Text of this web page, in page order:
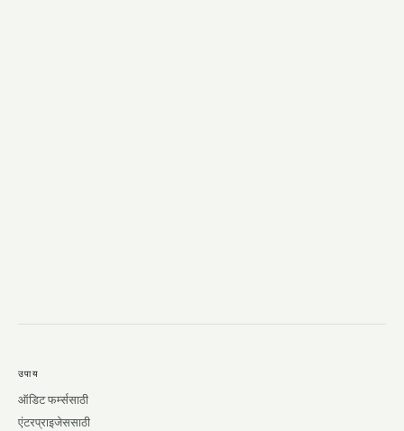
उपाय
ऑडिट फर्म्ससाठी
एंटरप्राइजेससाठी